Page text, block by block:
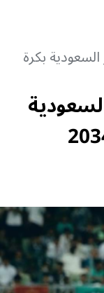
بكرة